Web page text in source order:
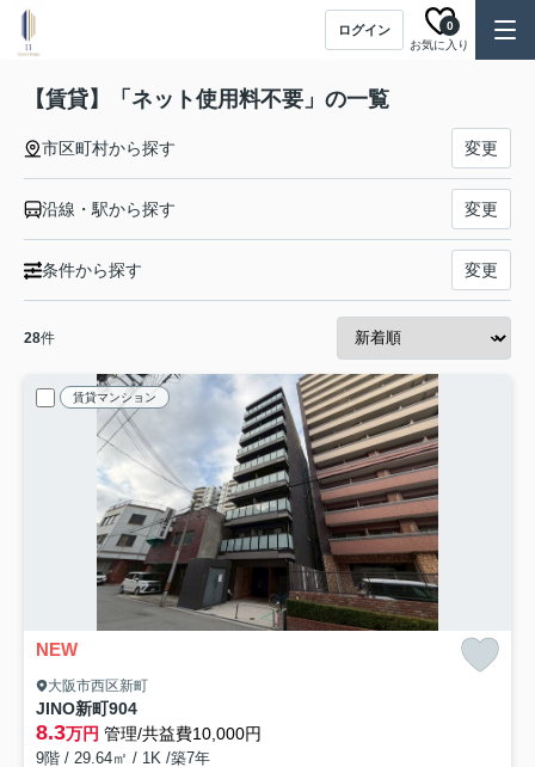
ログイン
お気に入り
0
【賃貸】「ネット使用料不要」の一覧
市区町村から探す 変更
沿線・駅から探す 変更
条件から探す 変更
28件
賃貸マンション
NEW
大阪市西区新町
JINO新町904
8.3万円 管理/共益費10,000円
9階 / 29.64㎡ / 1K /築7年